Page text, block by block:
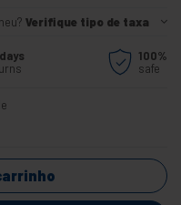
Verifique tipo de taxa
100%
safe